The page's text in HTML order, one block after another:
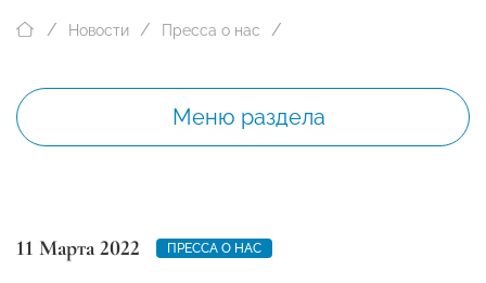
Новости Пресса о нас
Меню раздела
11 Марта 2022 ПРЕССА О НАС